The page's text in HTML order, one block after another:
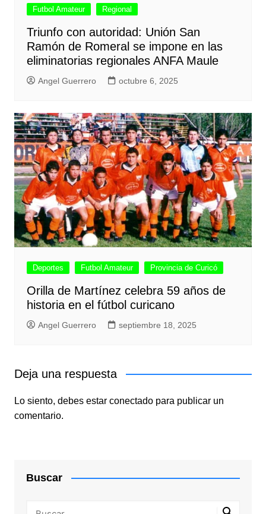
Futbol Amateur Regional
Triunfo con autoridad: Unión San
Ramón de Romeral se impone en las
eliminatorias regionales ANFA Maule
Angel Guerrero octubre 6, 2025
Deportes Futbol Amateur Provincia de Curicó
Orilla de Martínez celebra 59 años de
historia en el fútbol curicano
Angel Guerrero septiembre 18, 2025
Deja una respuesta
Lo siento, debes estar conectadopara publicar un
comentario.
Buscar